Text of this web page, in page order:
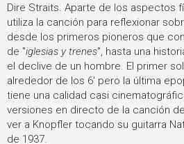
Dire Straits. Aparte de los aspectos
utiliza la canción para reflexionar
desde los primeros pioneros que
de "iglesias y trenes", hasta una
el declive de un hombre. El primer
alrededor de los 6' pero la última
tiene una calidad casi
versiones en directo de la canción
ver a Knopfler tocando su guitarra
de 1937.